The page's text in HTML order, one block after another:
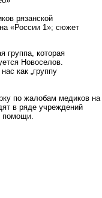
рязанской
«России 1»; сюжет
группа, которая
Новоселов.
как „группу
по жалобам медиков на
в ряде учреждений
помощи.